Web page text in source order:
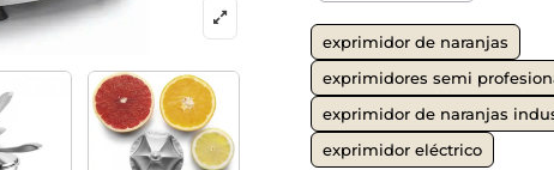
exprimidor de naranjas
exprimidores semi
exprimidor de naranjas
exprimidor eléctrico